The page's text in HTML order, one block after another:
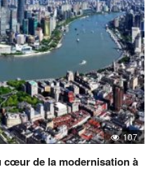
107
cœur de la modernisation à